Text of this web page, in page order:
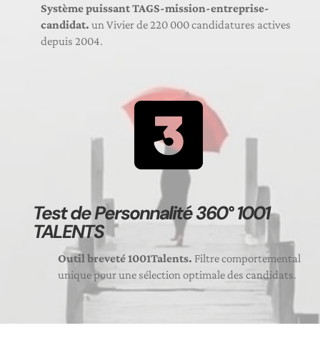
Système puissant TAGS-mission-entreprise-
candidat. un Vivier de 220 000 candidatures actives
depuis 2004.
Test de Personnalité 360° 1001
TALENTS
Outil breveté 1001Talents. Filtre comportemental
unique pour une sélection optimale des candidats.